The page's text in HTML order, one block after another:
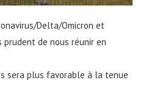
Delta/Omicron et
prudent de nous réunir en
sera plus favorable à la tenue